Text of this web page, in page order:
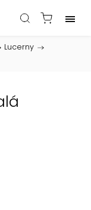
Lucerny /